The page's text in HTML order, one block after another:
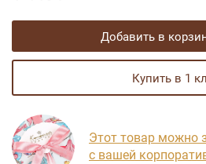
добавить в
купить в 1
Этот товар можно
с вашей